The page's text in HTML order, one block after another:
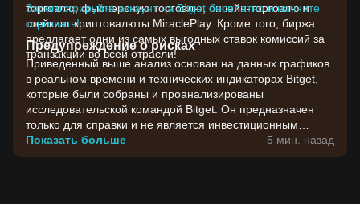
торговлю, фьючерсную торговлю, ончейн-торговлю и
стейкинг криптовалюты MiraclePlay. Кроме того, биржа
предлагает одни из самых выгодных ставок комиссий за
транзакции во всей отрасли!
Зарегистрируйте аккаунт на Bitget бесплатно и начните
торговать!
Предупреждение о рисках
Приведенный выше анализ основан на данных графиков
в реальном времени и технических индикаторах Bitget,
которые были собраны и проанализированы
исследовательской командой Bitget. Он предназначен
только для справки и не является инвестиционным
советом. Цены на криптовалюты отличаются высокой
волатильностью. Принимайте инвестиционные решения
Показать больше 5 мин. назад